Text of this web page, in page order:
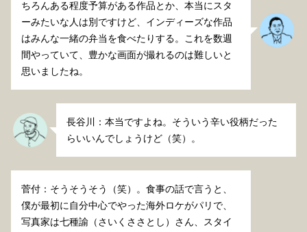
ちろんある程度予算がある作品とか、本当にスタ
ーみたいな人は別ですけど、インディーズな作品
はみんな一緒の弁当を食べたりする。これを数週
間やっていて、豊かな画面が撮れるのは難しいと
思いましたね。
長谷川：本当ですよね。そういう辛い役柄だった
らいいんでしょうけど（笑）。
菅付：そうそうそう（笑）。食事の話で言うと、
僕が最初に自分中心でやった海外ロケがパリで、
写真家は七種諭（さいくささとし）さん、スタイ